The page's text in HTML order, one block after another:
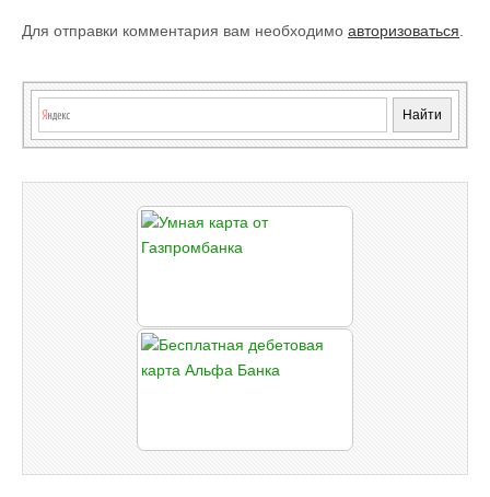
Для отправки комментария вам необходимо авторизоваться